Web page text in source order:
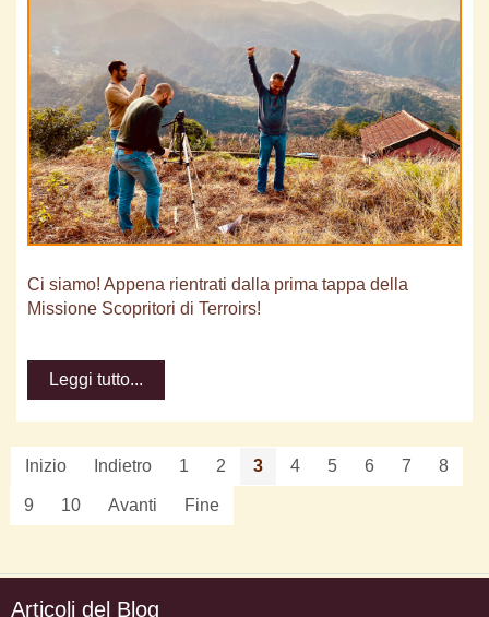
Ci siamo! Appena rientrati dalla prima tappa della
Missione Scopritori di Terroirs!
Leggi tutto...
Inizio Indietro 1 2 3 4 5 6 7 8
9 10 Avanti Fine
Articoli del Blog